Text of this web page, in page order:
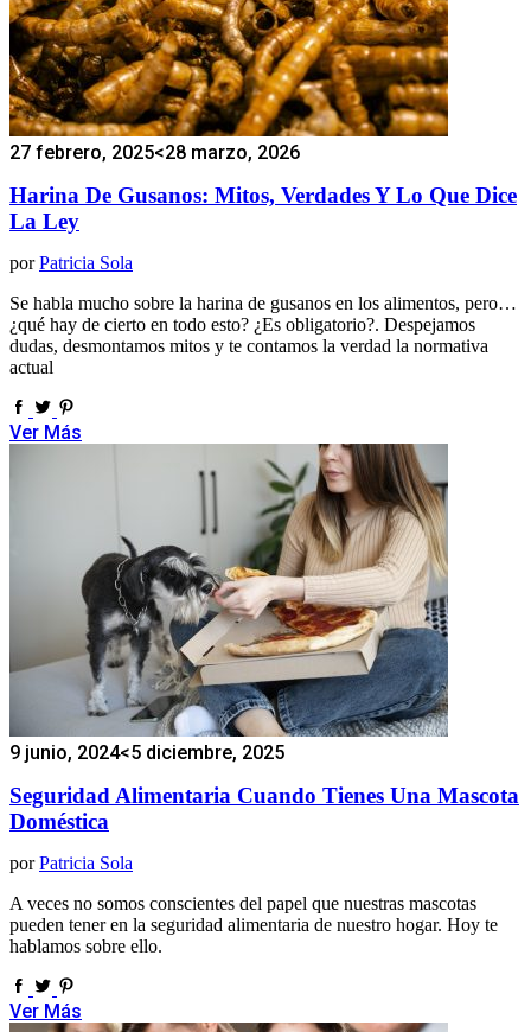
27 febrero, 2025<28 marzo, 2026
Harina De Gusanos: Mitos, Verdades Y Lo Que Dice
La Ley
por Patricia Sola
Se habla mucho sobre la harina de gusanos en los alimentos, pero…
¿qué hay de cierto en todo esto? ¿Es obligatorio?. Despejamos
dudas, desmontamos mitos y te contamos la verdad la normativa
actual
Ver Más
9 junio, 2024<5 diciembre, 2025
Seguridad Alimentaria Cuando Tienes Una Mascota
Doméstica
por Patricia Sola
A veces no somos conscientes del papel que nuestras mascotas
pueden tener en la seguridad alimentaria de nuestro hogar. Hoy te
hablamos sobre ello.
Ver Más